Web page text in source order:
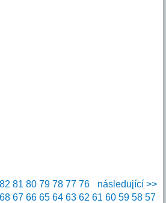
následující >>
82 81 80 79 78 77 76
68 67 66 65 64 63 62 61 60 59 58 57